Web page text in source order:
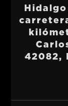
42082,